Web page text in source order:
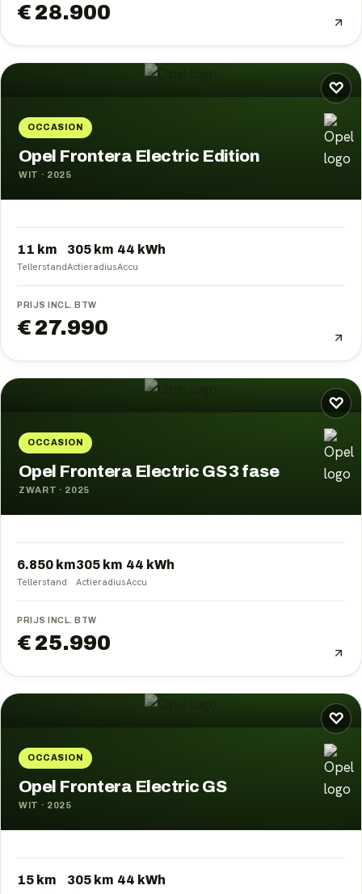
€ 28.900
♡
OCCASION
Opel Frontera Electric Edition
WIT · 2025
11 km
Tellerstand
305 km
Actieradius
44 kWh
Accu
PRIJS INCL. BTW
€ 27.990
♡
OCCASION
Opel Frontera Electric GS 3 fase
ZWART · 2025
6.850 km
Tellerstand
305 km
Actieradius
44 kWh
Accu
PRIJS INCL. BTW
€ 25.990
♡
OCCASION
Opel Frontera Electric GS
WIT · 2025
15 km 305 km 44 kWh